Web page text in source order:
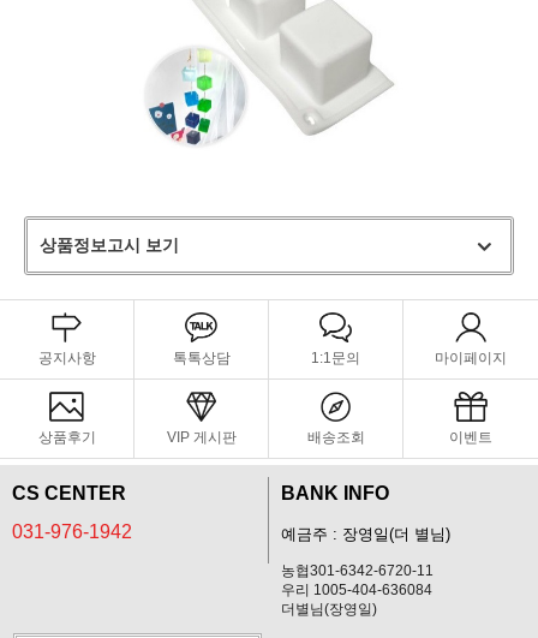
상품정보고시 보기
공지사항 톡톡상담 1:1문의 마이페이지
상품후기 VIP 게시판 배송조회 이벤트
CS CENTER
031-976-1942
BANK INFO
예금주 : 장영일(더 별님)
농협301-6342-6720-11
우리 1005-404-636084
더별님(장영일)